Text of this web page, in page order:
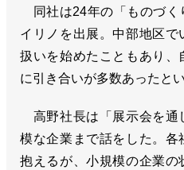
同社は24年の「ものづく
イリノを出展。中部地区で
扱いを始めたこともあり
に引き合いが多数あったとい
高野社長は「展示会を通
模な企業まで話をした。各
抱えるが、小規模の企業の